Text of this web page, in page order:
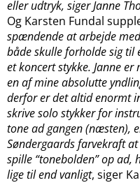
eller udtryk, siger Janne
Og Karsten Fundal
spændende at arbejde
både skulle forholde sig
et koncert stykke. Janne
en af mine absolutte
derfor er det altid enormt
skrive solo stykker for
tone ad gangen (næsten),
Søndergaards farvekraft
spille “tonebolden” op ad,
lige til end vanligt, siger